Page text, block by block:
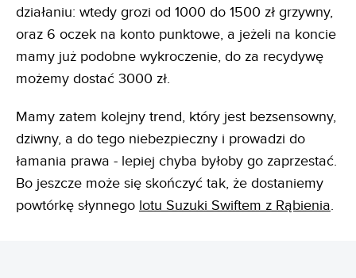
działaniu: wtedy grozi od 1000 do 1500 zł grzywny,
oraz 6 oczek na konto punktowe, a jeżeli na koncie
mamy już podobne wykroczenie, do za recydywę
możemy dostać 3000 zł.
Mamy zatem kolejny trend, który jest bezsensowny,
dziwny, a do tego niebezpieczny i prowadzi do
łamania prawa - lepiej chyba byłoby go zaprzestać.
Bo jeszcze może się skończyć tak, że dostaniemy
powtórkę słynnego lotu Suzuki Swiftem z Rąbienia.